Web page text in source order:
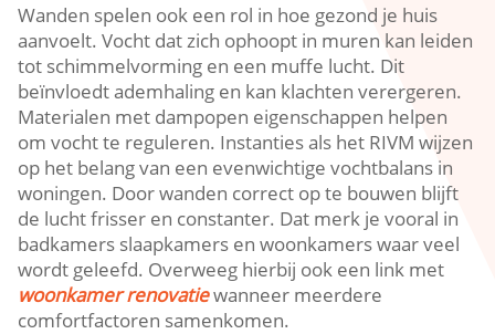
Wanden spelen ook een rol in hoe gezond je huis
aanvoelt.​ Vocht dat zich ophoopt in muren kan leiden
tot schimmelvorming en een muffe lucht.​ Dit
beïnvloedt ademhaling en kan klachten verergeren.​
Materialen met dampopen eigenschappen helpen
om vocht te reguleren.​ Instanties als het RIVM wijzen
op het belang van een evenwichtige vochtbalans in
woningen.​ Door wanden correct op te bouwen blijft
de lucht frisser en constanter.​ Dat merk je vooral in
badkamers slaapkamers en woonkamers waar veel
wordt geleefd.​ Overweeg hierbij ook een link met
woonkamer renovatiewanneer meerdere
comfortfactoren samenkomen.​